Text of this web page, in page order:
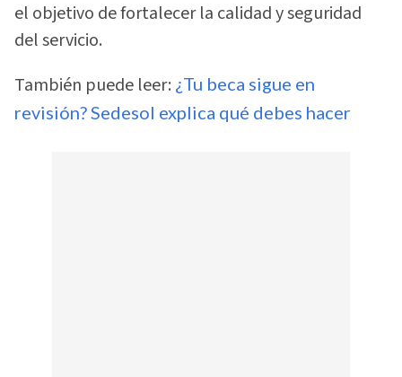
el objetivo de fortalecer la calidad y seguridad
del servicio.
También puede leer: ¿Tu beca sigue en
revisión? Sedesol explica qué debes hacer